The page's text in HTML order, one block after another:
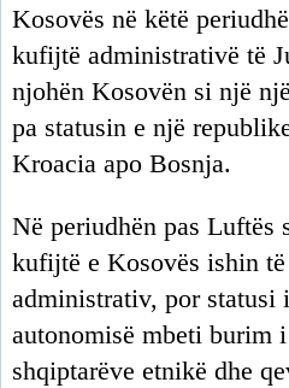
Kosovës në këtë
kufijtë administrativë të
njohën Kosovën si një
pa statusin e një
Kroacia apo Bosnja.
Në periudhën pas Luftës
kufijtë e Kosovës ishin
administrativ, por
autonomisë mbeti burim
shqiptarëve etnikë dhe